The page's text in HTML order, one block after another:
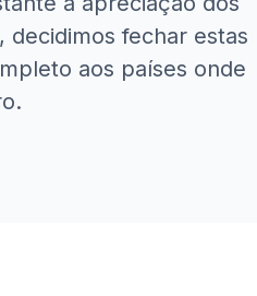
fechar estas
aos países onde